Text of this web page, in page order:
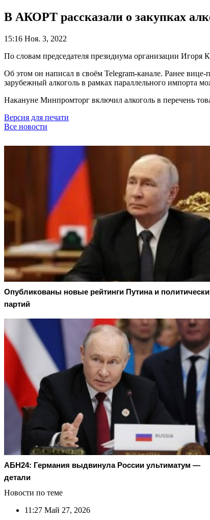
В АКОРТ рассказали о закупках
15:16 Ноя. 3, 2022
По словам председателя президиума организации Игоря
Об этом он написал в своём Telegram-канале. Ранее
зарубежный алкоголь в рамках параллельного импорта
Накануне Минпромторг включил алкоголь в перечень
Версия для печати
Все новости
Опубликованы новые рейтинги Путина и
партий
АБН24: Германия выдвинула России ультиматум —
детали
Новости по теме
11:27 Май 27, 2026